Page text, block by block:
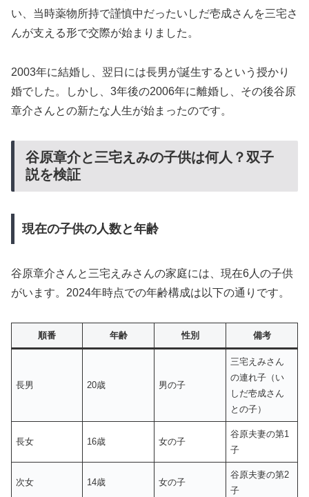
い、当時薬物所持で謹慎中だったいしだ壱成さんを三宅さ
んが支える形で交際が始まりました。
2003年に結婚し、翌日には長男が誕生するという授かり
婚でした。しかし、3年後の2006年に離婚し、その後谷原
章介さんとの新たな人生が始まったのです。
谷原章介と三宅えみの子供は何人？双子
説を検証
現在の子供の人数と年齢
谷原章介さんと三宅えみさんの家庭には、現在6人の子供
がいます。2024年時点での年齢構成は以下の通りです。
順番 年齢 性別 備考
長男 20歳 男の子
三宅えみさん
の連れ子（い
しだ壱成さん
との子）
長女 16歳 女の子
谷原夫妻の第1
子
次女 14歳 女の子
谷原夫妻の第2
子